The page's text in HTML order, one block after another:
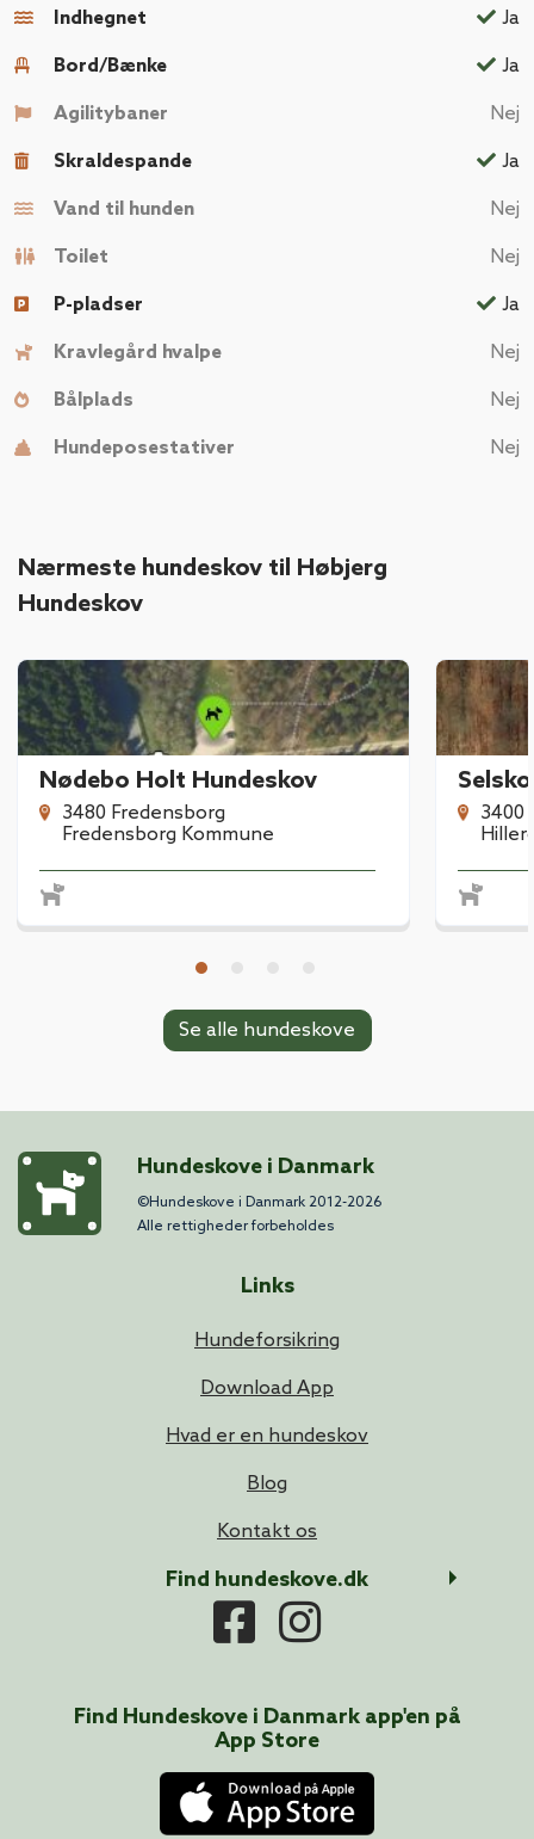
Indhegnet Ja
Bord/Bænke Ja
Agilitybaner Nej
Skraldespande Ja
Vand til hunden Nej
Toilet Nej
P-pladser Ja
Kravlegård hvalpe Nej
Bålplads Nej
Hundeposestativer Nej
Nærmeste hundeskov til Høbjerg
Hundeskov
Nødebo Holt Hundeskov
3480 Fredensborg
Fredensborg Kommune
3400
Se alle hundeskove
Hundeskove i Danmark
©Hundeskove i Danmark 2012-2026
Alle rettigheder forbeholdes
Links
Hundeforsikring
Download App
Hvad er en hundeskov
Blog
Kontakt os
Find hundeskove.dk
Find Hundeskove i Danmark app'en på
App Store